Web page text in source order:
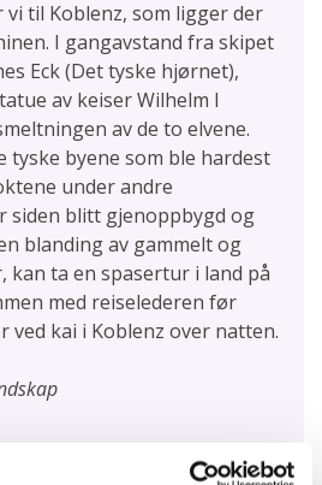
til Koblenz, som ligger der
I gangavstand fra skipet
Eck (Det tyske hjørnet),
av keiser Wilhelm I
av de to elvene.
tyske byene som ble hardest
under andre
siden blitt gjenoppbygd og
blanding av gammelt og
kan ta en spasertur i land på
med reiselederen før
ved kai i Koblenz over natten.